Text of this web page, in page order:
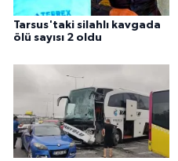
Tarsus'taki silahlı kavgada
ölü sayısı 2 oldu